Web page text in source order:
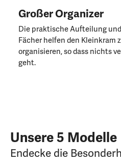
Großer Organizer
Die praktische Aufteilung
Fächer helfen den Kleinkram
organisieren, so dass nichts
geht.
Unsere 5 Modelle
Endecke die